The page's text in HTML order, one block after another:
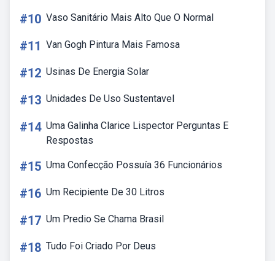
#10 Vaso Sanitário Mais Alto Que O Normal
#11 Van Gogh Pintura Mais Famosa
#12 Usinas De Energia Solar
#13 Unidades De Uso Sustentavel
#14 Uma Galinha Clarice Lispector Perguntas E
Respostas
#15 Uma Confecção Possuía 36 Funcionários
#16 Um Recipiente De 30 Litros
#17 Um Predio Se Chama Brasil
#18 Tudo Foi Criado Por Deus